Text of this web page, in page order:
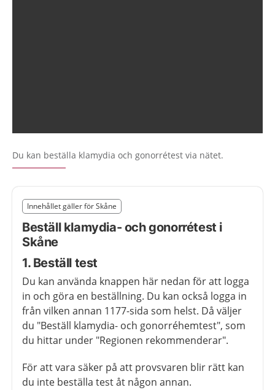
Du kan beställa klamydia och gonorrétest via nätet.
Nedan innehåll gäller region Skåne
Innehållet gäller för Skåne
Beställ klamydia- och gonorrétest i
Skåne
1. Beställ test
Du kan använda knappen här nedan för att logga
in och göra en beställning. Du kan också logga in
från vilken annan 1177-sida som helst. Då väljer
du "Beställ klamydia- och gonorréhemtest", som
du hittar under "Regionen rekommenderar".
För att vara säker på att provsvaren blir rätt kan
du inte beställa test åt någon annan.
Slut på det regionala tillägget från region Skåne